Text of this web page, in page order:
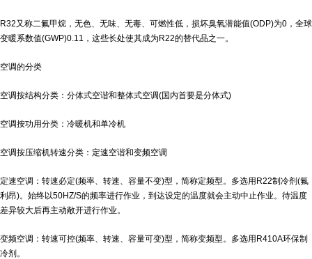
R32又称二氟甲烷，无色、无味、无毒、可燃性低，损坏臭氧潜能值(ODP)为0，全球
变暖系数值(GWP)0.11，这些长处使其成为R22的替代品之一。
空调的分类
空调按结构分类：分体式空谐和整体式空调(国内首要是分体式)
空调按功用分类：冷暖机和单冷机
空调按压缩机转速分类：定速空谐和变频空调
定速空调：转速必定(频率、转速、容量不变)型，简称定频型。多选用R22制冷剂(氟
利昂)。始终以50HZ/S的频率进行作业，到达设定的温度就会主动中止作业。待温度
差异较大后再主动敞开进行作业。
变频空调：转速可控(频率、转速、容量可变)型，简称变频型。多选用R410A环保制
冷剂。